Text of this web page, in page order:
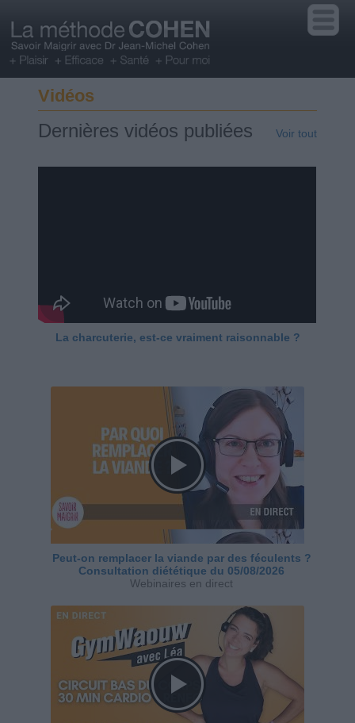
Vidéos
Dernières vidéos publiées Voir tout
La charcuterie, est-ce vraiment raisonnable ?
Peut-on remplacer la viande par des féculents ?
Consultation diététique du 05/08/2026
Webinaires en direct